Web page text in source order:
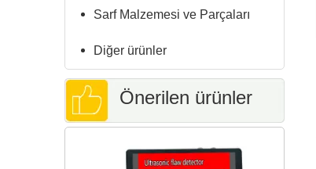
Sarf Malzemesi ve Parçaları
Diğer ürünler
Önerilen ürünler
Rockwell Sertlik Test Cihazı RSR-